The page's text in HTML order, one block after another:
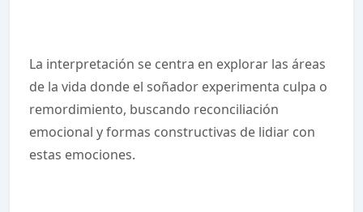
La interpretación se centra en explorar las áreas
de la vida donde el soñador experimenta culpa o
remordimiento, buscando reconciliación
emocional y formas constructivas de lidiar con
estas emociones.